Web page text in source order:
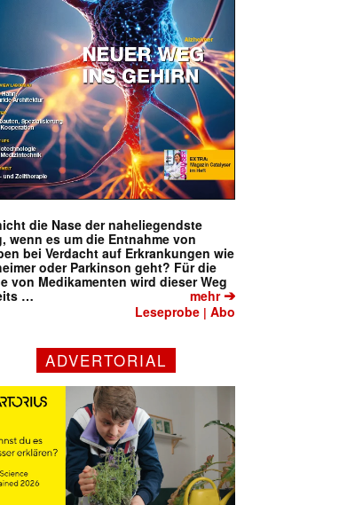
die Nase der naheliegendste
wenn es um die Entnahme von
bei Verdacht auf Erkrankungen wie
oder Parkinson geht? Für die
von Medikamenten wird dieser Weg
…
mehr➔
Leseprobe |Abo
ADVERTORIAL